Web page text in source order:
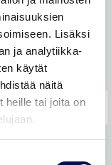
Lisäksi
ja analytiikka-
käytät
näitä
heille tai joita on